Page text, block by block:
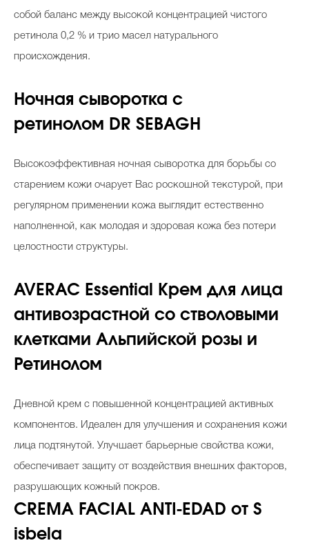
собой баланс между высокой концентрацией чистого
ретинола 0,2 % и трио масел натурального
происхождения.
Ночная сыворотка с
ретинолом DR SEBAGH
Высокоэффективная ночная сыворотка для борьбы со
старением кожи очарует Вас роскошной текстурой, при
регулярном применении кожа выглядит естественно
наполненной, как молодая и здоровая кожа без потери
целостности структуры.
AVERAC Essential Крем для лица
антивозрастной со стволовыми
клетками Альпийской розы и
Ретинолом
Дневной крем с повышенной концентрацией активных
компонентов. Идеален для улучшения и сохранения кожи
лица подтянутой. Улучшает барьерные свойства кожи,
обеспечивает защиту от воздействия внешних факторов,
разрушающих кожный покров.
CREMA FACIAL ANTI-EDAD от S
isbela